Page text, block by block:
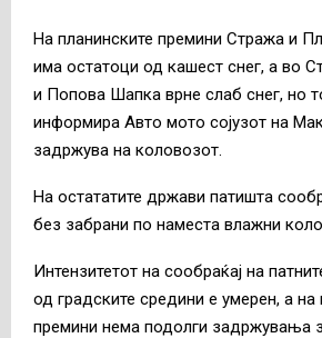
На планинските премини Стража и
има остатоци од кашест снег, а во
и Попова Шапка врне слаб снег, но
информира Авто мото сојузот на
задржува на коловозот.
На остататите држави патишта
без забрани по наместа влажни
Интензитетот на сообраќај на
од градските средини е умерен, а на
премини нема подолги задржувања